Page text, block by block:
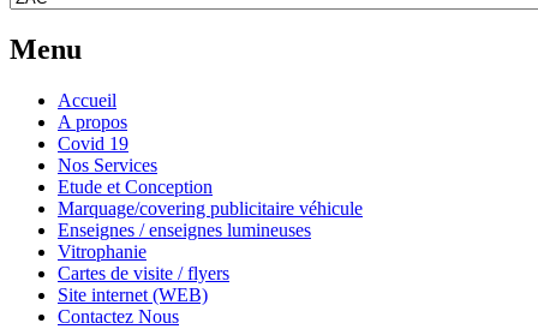
Menu
Accueil
A propos
Covid 19
Nos Services
Etude et Conception
Marquage/covering publicitaire véhicule
Enseignes / enseignes lumineuses
Vitrophanie
Cartes de visite / flyers
Site internet (WEB)
Contactez Nous